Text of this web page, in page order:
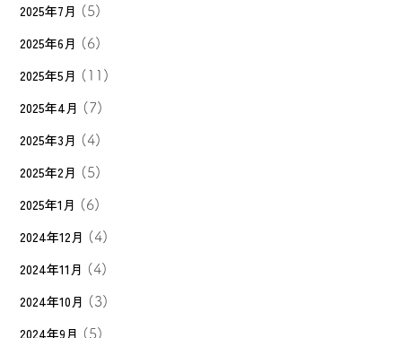
2025年7月 (5)
2025年6月 (6)
2025年5月 (11)
2025年4月 (7)
2025年3月 (4)
2025年2月 (5)
2025年1月 (6)
2024年12月 (4)
2024年11月 (4)
2024年10月 (3)
2024年9月 (5)